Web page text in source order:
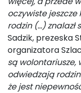
oczywiste
rodzin (…) znalazł
Sadzik, prezeska
organizatora
są wolontariusze,
odwiedzają
że jest